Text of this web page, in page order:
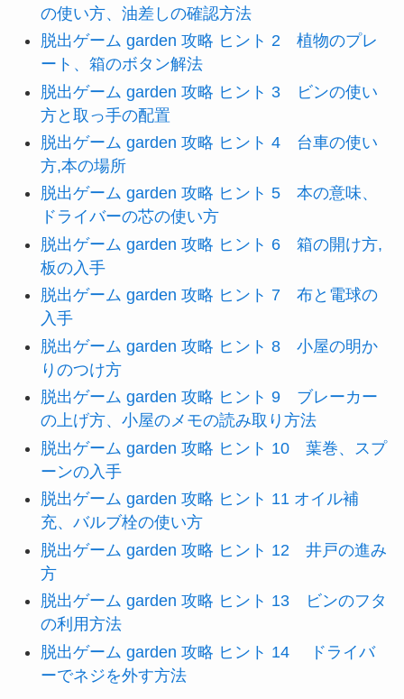
の使い方、油差しの確認方法
脱出ゲーム garden 攻略 ヒント 2 植物のプレ
ート、箱のボタン解法
脱出ゲーム garden 攻略 ヒント 3 ビンの使い
方と取っ手の配置
脱出ゲーム garden 攻略 ヒント 4 台車の使い
方,本の場所
脱出ゲーム garden 攻略 ヒント 5 本の意味、
ドライバーの芯の使い方
脱出ゲーム garden 攻略 ヒント 6 箱の開け方,
板の入手
脱出ゲーム garden 攻略 ヒント 7 布と電球の
入手
脱出ゲーム garden 攻略 ヒント 8 小屋の明か
りのつけ方
脱出ゲーム garden 攻略 ヒント 9 ブレーカー
の上げ方、小屋のメモの読み取り方法
脱出ゲーム garden 攻略 ヒント 10 葉巻、スプ
ーンの入手
脱出ゲーム garden 攻略 ヒント 11 オイル補
充、バルブ栓の使い方
脱出ゲーム garden 攻略 ヒント 12 井戸の進み
方
脱出ゲーム garden 攻略 ヒント 13 ビンのフタ
の利用方法
脱出ゲーム garden 攻略 ヒント 14 ドライバ
ーでネジを外す方法